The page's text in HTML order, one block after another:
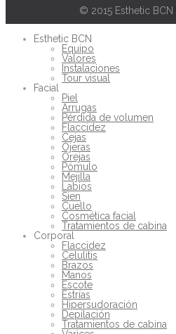
© 2015 Esthetic BCN |
Esthetic BCN
Equipo
Valores
Instalaciones
Tour visual
Facial
Piel
Arrugas
Pérdida de volumen
Flaccidez
Cejas
Ojeras
Orejas
Pómulo
Mejilla
Labios
Sien
Cuello
Cosmética facial
Tratamientos de cabina
Corporal
Flaccidez
Celulitis
Brazos
Manos
Escote
Estrías
Hipersudoración
Depilación
Tratamientos de cabina